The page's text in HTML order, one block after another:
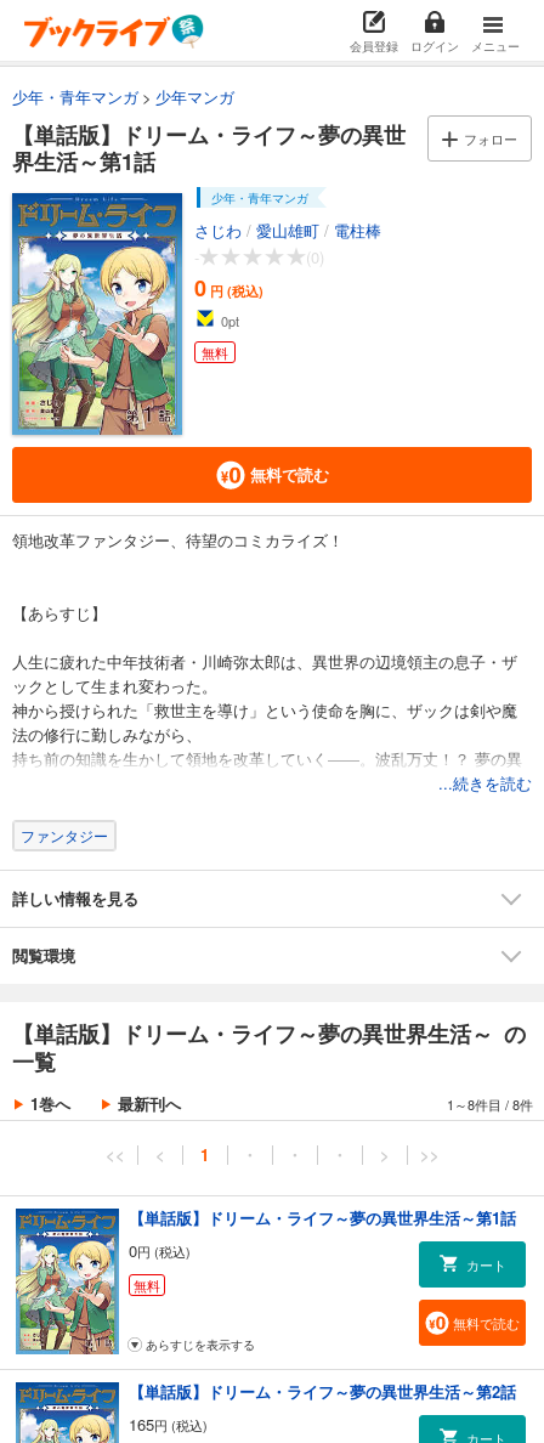
会員登録 ログイン メニュー
少年・青年マンガ 少年マンガ
【単話版】ドリーム・ライフ～夢の異世
界生活～第1話
フォロー
少年・青年マンガ
さじわ / 愛山雄町 / 電柱棒
-
(0)
0 円 (税込)
0pt
無料
無料で読む
領地改革ファンタジー、待望のコミカライズ！
【あらすじ】
人生に疲れた中年技術者・川崎弥太郎は、異世界の辺境領主の息子・ザ
ックとして生まれ変わった。
神から授けられた「救世主を導け」という使命を胸に、ザックは剣や魔
法の修行に勤しみながら、
持ち前の知識を生かして領地を改革していく――。波乱万丈！？ 夢の異
...続きを読む
ファンタジー
詳しい情報を見る
閲覧環境
【単話版】ドリーム・ライフ～夢の異世界生活～ の
一覧
1巻へ 最新刊へ 1～8件目 /8件
<< < 1 ・ ・ ・ > >>
【単話版】ドリーム・ライフ～夢の異世界生活～第1話
0円 (税込)
無料
カート
無料で読む
あらすじを表示する
【単話版】ドリーム・ライフ～夢の異世界生活～第2話
165円 (税込)
カート